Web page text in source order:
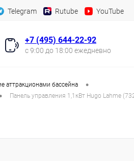
Telegram Rutube YouTube
+7 (495) 644-22-92
с 9:00 до 18:00 ежедневно
аттракционами бассейна •
Панель управления 1,1кВт Hugo Lahme